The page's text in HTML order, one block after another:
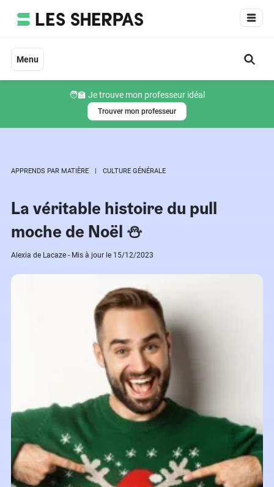
Menu
🧑‍🏫 Je trouve mon professeur idéal
Trouver mon professeur
APPRENDS PAR MATIÈRE CULTURE GÉNÉRALE
La véritable histoire du pull
moche de Noël ⛄
Alexia de Lacaze - Mis à jour le 15/12/2023